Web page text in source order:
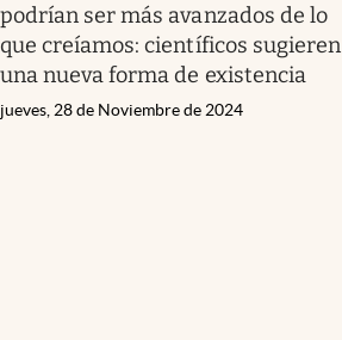
podrían ser más avanzados de lo
que creíamos: científicos sugieren
una nueva forma de existencia
jueves, 28 de Noviembre de 2024